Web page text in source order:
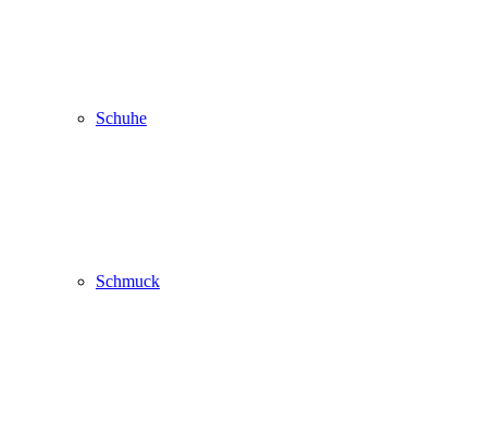
Schuhe
Schmuck